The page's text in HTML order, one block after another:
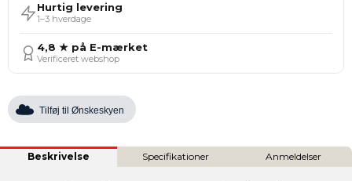
Hurtig levering
1–3 hverdage
4,8 ★ på E-mærket
Verificeret webshop
Tilføj til Ønskeskyen
Beskrivelse Specifikationer Anmeldelser